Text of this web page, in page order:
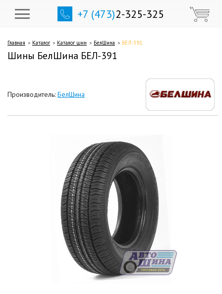
+7 (473)2-325-325
Главная Каталог Каталог шин БелШина БЕЛ-391
Шины БелШина БЕЛ-391
Производитель: БелШина